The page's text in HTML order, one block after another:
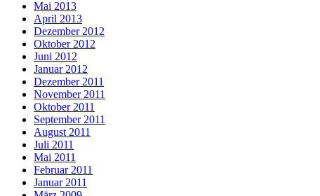
Mai 2013
April 2013
Dezember 2012
Oktober 2012
Juni 2012
Januar 2012
Dezember 2011
November 2011
Oktober 2011
September 2011
August 2011
Juli 2011
Mai 2011
Februar 2011
Januar 2011